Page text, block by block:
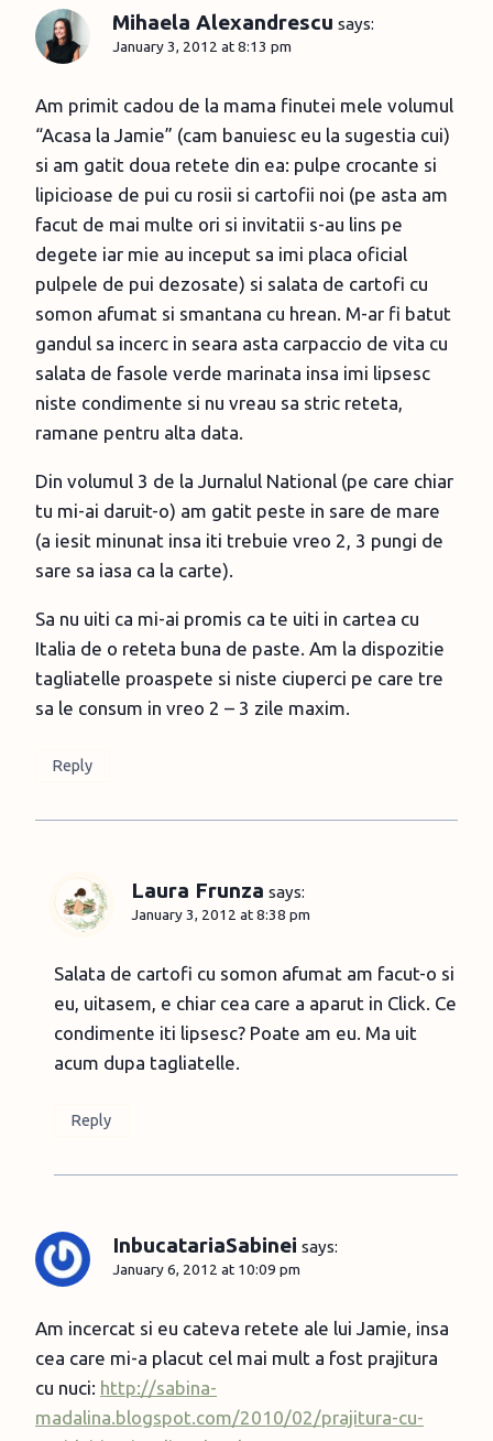
Mihaela Alexandrescu says:
January 3, 2012 at 8:13 pm
Am primit cadou de la mama finutei mele volumul
“Acasa la Jamie” (cam banuiesc eu la sugestia cui)
si am gatit doua retete din ea: pulpe crocante si
lipicioase de pui cu rosii si cartofii noi (pe asta am
facut de mai multe ori si invitatii s-au lins pe
degete iar mie au inceput sa imi placa oficial
pulpele de pui dezosate) si salata de cartofi cu
somon afumat si smantana cu hrean. M-ar fi batut
gandul sa incerc in seara asta carpaccio de vita cu
salata de fasole verde marinata insa imi lipsesc
niste condimente si nu vreau sa stric reteta,
ramane pentru alta data.
Din volumul 3 de la Jurnalul National (pe care chiar
tu mi-ai daruit-o) am gatit peste in sare de mare
(a iesit minunat insa iti trebuie vreo 2, 3 pungi de
sare sa iasa ca la carte).
Sa nu uiti ca mi-ai promis ca te uiti in cartea cu
Italia de o reteta buna de paste. Am la dispozitie
tagliatelle proaspete si niste ciuperci pe care tre
sa le consum in vreo 2 – 3 zile maxim.
Reply
Laura Frunza says:
January 3, 2012 at 8:38 pm
Salata de cartofi cu somon afumat am facut-o si
eu, uitasem, e chiar cea care a aparut in Click. Ce
condimente iti lipsesc? Poate am eu. Ma uit
acum dupa tagliatelle.
Reply
InbucatariaSabinei says:
January 6, 2012 at 10:09 pm
Am incercat si eu cateva retete ale lui Jamie, insa
cea care mi-a placut cel mai mult a fost prajitura
cu nuci: http://sabina-
madalina.blogspot.com/2010/02/prajitura-cu-